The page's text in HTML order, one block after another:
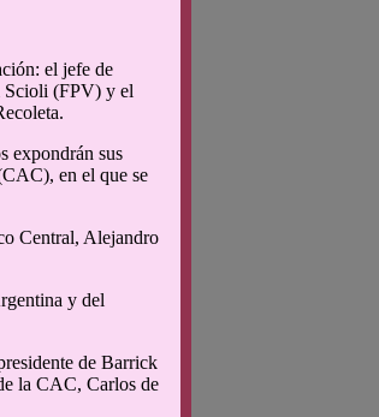
el jefe de
Scioli (FPV) y el
expondrán sus
en el que se
Central, Alejandro
y del
de Barrick
la CAC, Carlos de